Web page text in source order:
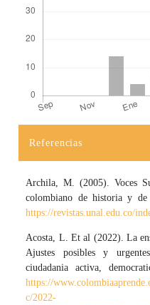
Referencias
Archila, M. (2005). Voces
colombiano de historia y
https://revistas.unal.edu.co/
Acosta, L. Et al (2022). La
Ajustes posibles y
ciudadania activa,
https://
c/2022-